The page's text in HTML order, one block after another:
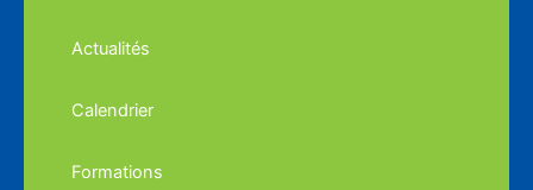
Actualités
Calendrier
Formations